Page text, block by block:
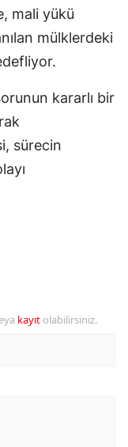
mali yükü
mülklerdeki
kararlı bir
sürecin
kayıt olabilirsiniz.